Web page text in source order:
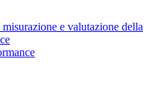
misurazione e valutazione della